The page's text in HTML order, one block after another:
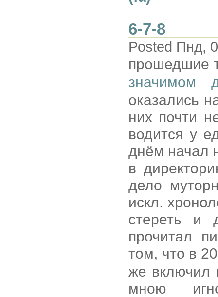
6-7-8
Posted Пнд,
прошедшие
значимом
оказались
них почти
водится у
днём начал
в
дело
искл.
стереть и
прочитал
том, что в
же включил
мною